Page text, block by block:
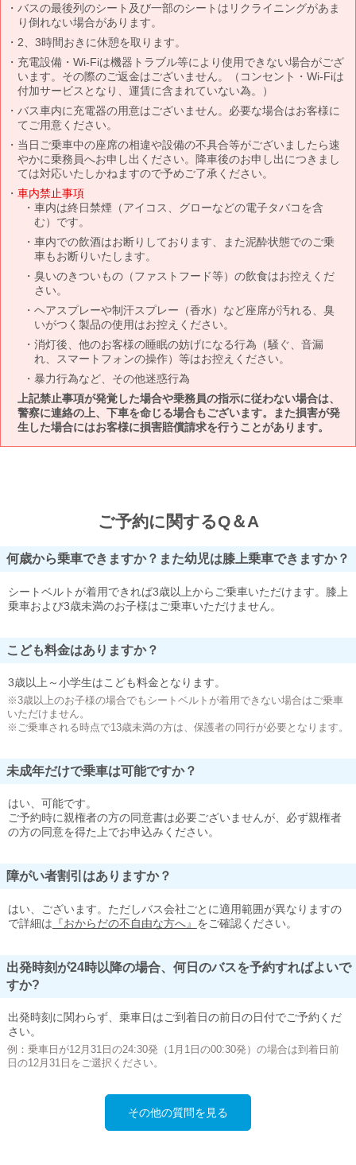
バスの最後列のシート及び一部のシートはリクライニングがあま
り倒れない場合があります。
2、3時間おきに休憩を取ります。
充電設備・Wi-Fiは機器トラブル等により使用できない場合がござ
います。その際のご返金はございません。（コンセント・Wi-Fiは
付加サービスとなり、運賃に含まれていない為。）
バス車内に充電器の用意はございません。必要な場合はお客様に
てご用意ください。
当日ご乗車中の座席の相違や設備の不具合等がございましたら速
やかに乗務員へお申し出ください。降車後のお申し出につきまし
ては対応いたしかねますので予めご了承ください。
車内禁止事項
車内は終日禁煙（アイコス、グローなどの電子タバコを含
む）です。
車内での飲酒はお断りしております、また泥酔状態でのご乗
車もお断りいたします。
臭いのきついもの（ファストフード等）の飲食はお控えくだ
さい。
ヘアスプレーや制汗スプレー（香水）など座席が汚れる、臭
いがつく製品の使用はお控えください。
消灯後、他のお客様の睡眠の妨げになる行為（騒ぐ、音漏
れ、スマートフォンの操作）等はお控えください。
暴力行為など、その他迷惑行為
上記禁止事項が発覚した場合や乗務員の指示に従わない場合は、
警察に連絡の上、下車を命じる場合もございます。また損害が発
生した場合にはお客様に損害賠償請求を行うことがあります。
ご予約に関するQ＆A
何歳から乗車できますか？また幼児は膝上乗車できますか？
シートベルトが着用できれば3歳以上からご乗車いただけます。膝上
乗車および3歳未満のお子様はご乗車いただけません。
こども料金はありますか？
3歳以上～小学生はこども料金となります。
※3歳以上のお子様の場合でもシートベルトが着用できない場合はご乗車
いただけません。
※ご乗車される時点で13歳未満の方は、保護者の同行が必要となります。
未成年だけで乗車は可能ですか？
はい、可能です。
ご予約時に親権者の方の同意書は必要ございませんが、必ず親権者
の方の同意を得た上でお申込みください。
障がい者割引はありますか？
はい、ございます。ただしバス会社ごとに適用範囲が異なりますの
で詳細は 『おからだの不自由な方へ』 をご確認ください。
出発時刻が24時以降の場合、何日のバスを予約すればよいで
すか?
出発時刻に関わらず、乗車日はご到着日の前日の日付でご予約くだ
さい。
例：乗車日が12月31日の24:30発（1月1日の00:30発）の場合は到着日前
日の12月31日をご選択ください。
その他の質問を見る